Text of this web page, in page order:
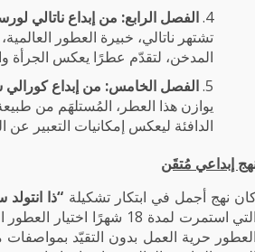
الفصل الرابع: من إبداع ناتالي
تشتهر ناتالي، خبيرة العطور
المدخن، لتقدّم عطرًا يعكس الجرأة
الفصل الخامس: من إبداع
يوازن هذا العطر، المُستلهَم من طبيعة
الدافئة ليعكس إمكانيات التعبير عن
إبداعي مُتقَن
نهج أجمل في ابتكار تشكيلة “ذا انتولد
التي استمرت لمدة 18
العطور حرية العمل بدون التقيّد بمواصفات